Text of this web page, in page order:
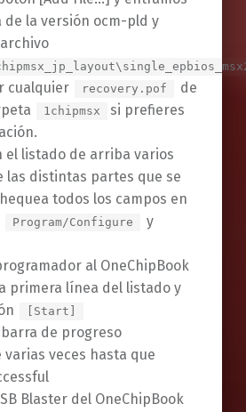
de la versión ocm-pld y
cualquier recovery.pof
de
1chipmsx
si prefieres
el listado de arriba varios
las distintas partes que se
todos los campos en
Program/Configure y
al OneChipBook
primera línea del listado y
[Start]
de progreso
veces hasta que
Blaster del OneChipBook